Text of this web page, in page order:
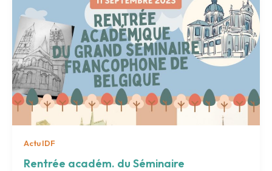
Actu IDF
Rentrée académ. du Séminaire